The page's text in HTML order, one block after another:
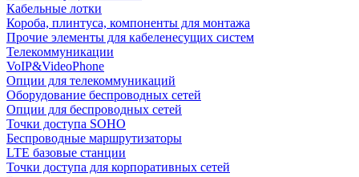
Кабельные лотки
Короба, плинтуса, компоненты для монтажа
Прочие элементы для кабеленесущих систем
Телекоммуникации
VoIP&VideoPhone
Опции для телекоммуникаций
Оборудование беспроводных сетей
Опции для беспроводных сетей
Точки доступа SOHO
Беспроводные маршрутизаторы
LTE базовые станции
Точки доступа для корпоративных сетей